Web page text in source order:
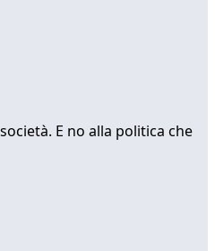
E no alla politica che